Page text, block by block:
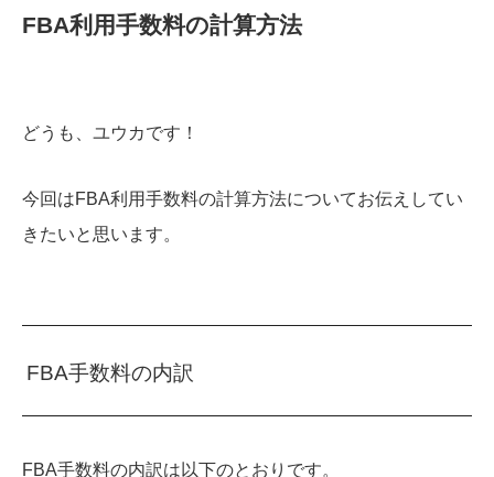
FBA利用手数料の計算方法
どうも、ユウカです！
今回はFBA利用手数料の計算方法についてお伝えしてい
きたいと思います。
FBA手数料の内訳
FBA手数料の内訳は以下のとおりです。